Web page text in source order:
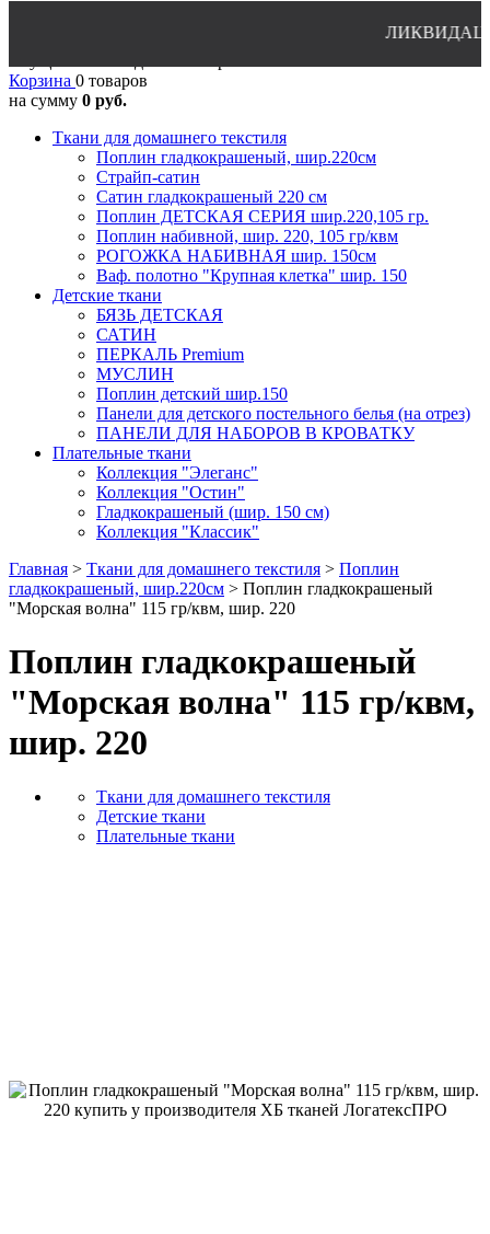
ЛИКВИДАЦИЯ
Корзина 0 товаров
на сумму 0 руб.
Ткани для домашнего текстиля
Поплин гладкокрашеный, шир.220см
Страйп-сатин
Сатин гладкокрашеный 220 см
Поплин ДЕТСКАЯ СЕРИЯ шир.220,105 гр.
Поплин набивной, шир. 220, 105 гр/квм
РОГОЖКА НАБИВНАЯ шир. 150см
Ваф. полотно "Крупная клетка" шир. 150
Детские ткани
БЯЗЬ ДЕТСКАЯ
САТИН
ПЕРКАЛЬ Premium
МУСЛИН
Поплин детский шир.150
Панели для детского постельного белья (на отрез)
ПАНЕЛИ ДЛЯ НАБОРОВ В КРОВАТКУ
Плательные ткани
Коллекция "Элеганс"
Коллекция "Остин"
Гладкокрашеный (шир. 150 см)
Коллекция "Классик"
Главная > Ткани для домашнего текстиля > Поплин
гладкокрашеный, шир.220см > Поплин гладкокрашеный
"Морская волна" 115 гр/квм, шир. 220
Поплин гладкокрашеный
"Морская волна" 115 гр/квм,
шир. 220
Ткани для домашнего текстиля
Детские ткани
Плательные ткани